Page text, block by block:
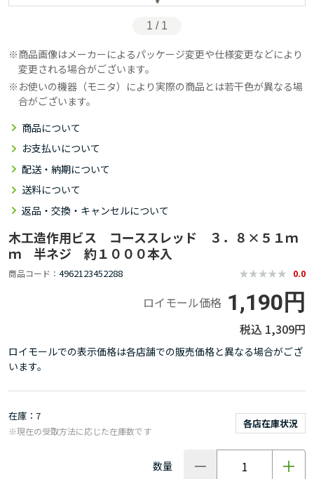
1 / 1
商品画像はメーカーによるパッケージ変更や仕様変更などにより
変更される場合がございます。
お使いの機器（モニタ）により実際の商品とは若干色が異なる場
合がございます。
商品について
お支払いについて
配送・納期について
送料について
返品・交換・キャンセルについて
木工造作用ビス コーススレッド ３．８×５１ｍ
ｍ 半ネジ 約１０００本入
商品コード 4962123452288 0.0
ロイモール価格 1,190円
1,309円
ロイモールでの表示価格は各店舗での販売価格と異なる場合がござ
います。
在庫 7
各店在庫状況
※現在の受取方法に応じた在庫数です
数量